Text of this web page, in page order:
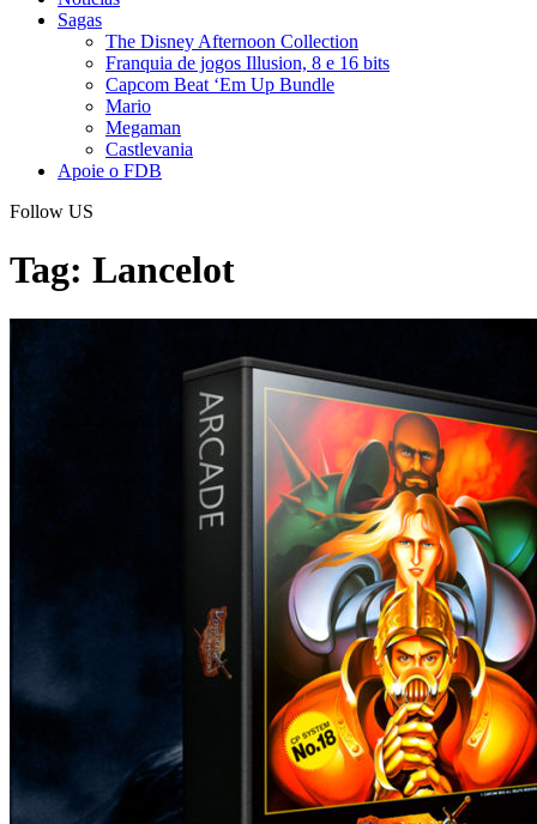
Sagas
The Disney Afternoon Collection
Franquia de jogos Illusion, 8 e 16 bits
Capcom Beat ‘Em Up Bundle
Mario
Megaman
Castlevania
Apoie o FDB
Follow US
Tag: Lancelot